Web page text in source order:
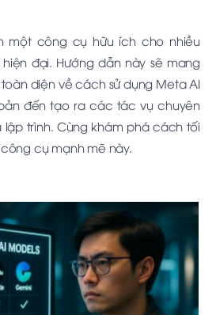
một công cụ hữu ích cho nhiều
đại. Hướng dẫn này sẽ mang
diện về cách sử dụng Meta AI
đến tạo ra các tác vụ chuyên
trình. Cùng khám phá cách tối
cụ mạnh mẽ này.